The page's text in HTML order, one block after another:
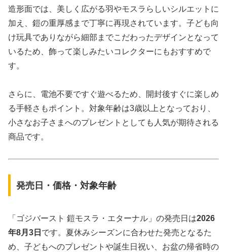
造形面では、美しく広がる羽やモスラらしいシルエットに
加え、鎧の重厚感まで丁寧に再現されています。子ども向
け玩具でありながら細部までこだわったデザインとなって
いるため、飾って楽しみたいコレクターにもおすすめで
す。
さらに、電池不要ですぐ遊べるため、開封後すぐに楽しめ
る手軽さもポイント。対象年齢は3歳以上となっており、
小さなお子さまへのプレゼントとしても人気が期待される
商品です。
発売日・価格・対象年齢
「ゴジバースト 鎧モスラ・エターナル」の発売日は2026
年8月3日 です。夏休みシーズンに合わせた発売となるた
め、子どもへのプレゼントや誕生日祝い、お盆の帰省時の